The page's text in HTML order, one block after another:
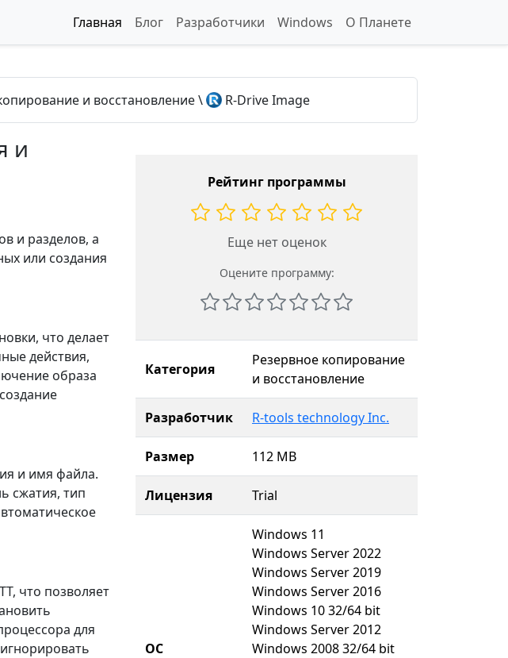
Главная Блог Разработчики Windows О Планете
и восстановление\ R-Drive Image
и
и разделов, а
или создания
что делает
действия,
образа
и имя файла.
сжатия, тип
что позволяет
для
Рейтинг программы
Еще нет оценок
Оцените программу:
Категория
Резервное копирование
и восстановление
Разработчик R-tools technology Inc.
Размер 112 MB
Лицензия Trial
ОС
Windows 11
Windows Server 2022
Windows Server 2019
Windows Server 2016
Windows 10 32/64 bit
Windows Server 2012
Windows 2008 32/64 bit